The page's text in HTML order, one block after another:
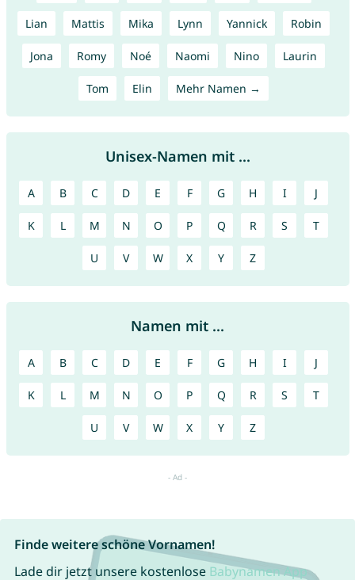
Lian Mattis Mika Lynn Yannick Robin
Jona Romy Noé Naomi Nino Laurin
Tom Elin Mehr Namen →
Unisex-Namen mit ...
A B C D E F G H I J
K L M N O P Q R S T
U V W X Y Z
Namen mit ...
A B C D E F G H I J
K L M N O P Q R S T
U V W X Y Z
Finde weitere schöne Vornamen!
Lade dir jetzt unsere kostenlose Babynamen App